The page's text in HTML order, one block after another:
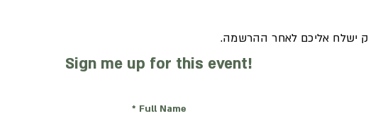
ישלח אליכם לאחר ההרשמה.
Sign me up for this event!
Full Name